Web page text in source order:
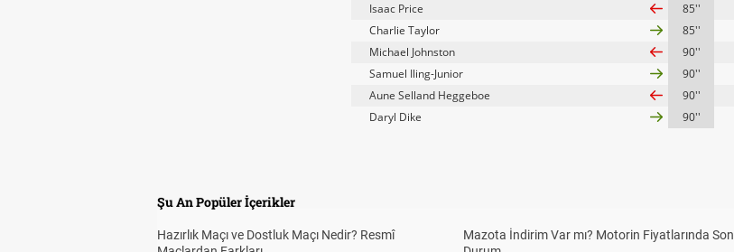
Isaac Price
85''
Charlie Taylor
85''
Michael Johnston
90''
Samuel Iling-Junior
90''
Aune Selland Heggeboe
90''
Daryl Dike
90''
Şu An Popüler İçerikler
Hazırlık Maçı ve Dostluk Maçı Nedir? Resmî
Mazota İndirim Var mı? Motorin Fiyatlarında Son